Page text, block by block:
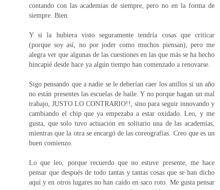
contando con las academias de siempre, pero no en la forma de
siempre. Bien.
Y si la hubiera visto seguramente tendría cosas que criticar
(porque soy así, no por joder como muchos piensan), pero me
alegra ver que algunas de las cuestiones en las que más se ha hecho
hincapié desde hace ya algún tiempo han comenzado a renovarse.
Sigo pensando que a nadie se le deberían caer los anillos si un año
no están presentes las escuelas de baile. Y no porque hagan un mal
trabajo, JUSTO LO CONTRARIO!!, sino para seguir innovando y
cambiando el chip que ya empezaba a estar oxidado. Leo, y me
gusta, que solo tuvo actuación en solitario una de las academias,
mientras que la otra se encargó de las coreografías. Creo que es un
buen comienzo.
Lo que leo, porque recuerdo que no estuve presente, me hace
pensar que después de todo tantas y tantas cosas que se han dicho
aquí y en otros lugares no han caído en saco roto. Me gusta pensar